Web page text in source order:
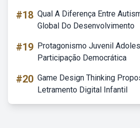
#18 Qual A Diferença Entre
Global Do Desenvolvimento
#19 Protagonismo Juvenil
Participação Democrática
#20 Game Design Thinking
Letramento Digital Infantil